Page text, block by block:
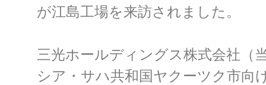
が江島工場を来訪されました。
三光ホールディングス株式会社（
シア・サハ共和国ヤクーツク市向